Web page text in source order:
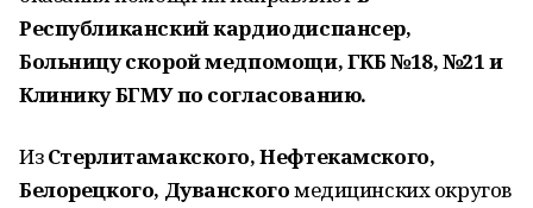
Республиканский кардиодиспансер,
Больницу скорой медпомощи, ГКБ №18, №21 и
Клинику БГМУ по согласованию.
ИзСтерлитамакского, Нефтекамского,
Белорецкого, Дуванскогомедицинских округов